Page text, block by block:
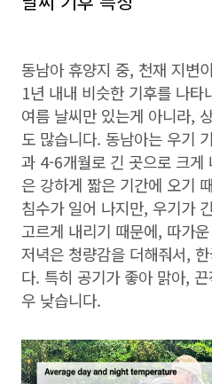
동남아 휴양지 중, 천재 지변
1년 내내 비슷한 기후를 나
여름 날씨만 있는게 아니라,
도 많습니다. 동남아는 우기
과 4-6개월로 긴 곳으로 크게
은 강하게 짧은 기간에 오기
침수가 일어 나지만, 우기가
고르게 내리기 때문에, 따가
저녁은 청량감을 더해줘서,
다. 특히 공기가 좋아 맑아,
우 낮습니다.